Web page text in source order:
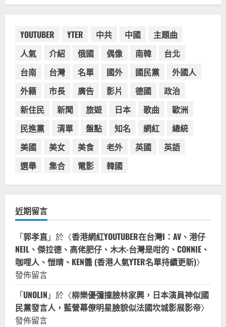
方影片！日出茶太CHATIME澳洲限定
2023-08-03
4
波蘭人愛喝珍奶！珍珠奶茶店在波蘭
受歡迎，波霸奶茶門市顧客大排長
龍，網紅宣傳華沙珍奶店人潮多
2023-07-15
台灣餐飲在全球
美國人愛鼎泰豐小籠包！美國人吃鼎
泰豐受歡迎台灣米其林餐廳！加州賭
城西雅圖分店排隊人潮影片盤點
分
YOUTUBER YTER 中共 中國
主題曲
人氣
介紹 俄國 偶像 南韓
台北
台南
台灣 名單 國外 國民黨
外國人
外籍
市長 廣告 影片 德國
政治
新住民
新聞 旅遊 日本 歌曲
歐洲
民進黨
清單 盤點 知名 網紅
總統
美國
美女 美食 老外 英國
英語
選舉
集合 電影 韓國
近期留言
「郭孝直」於〈香港網紅YOUTUBER在台灣I：AV、港仔
NEIL、傑拉德、高佬肥仔、木木-台灣是咁的、CONNIE、
咖哩人、愷晴、KEN醬 (香港人氣YTER名單持續更新)〉
發佈留言
「UNOLIN 」於〈柳樂優彌撞臉林家興，日本演員神似國
民黨發言人，藍營幕僚明星臉貌似法國坎城影展影帝〉
發佈留言